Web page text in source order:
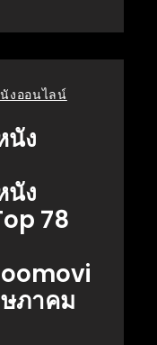
งออนไลน์
นัง
นัง
78
ภาคม